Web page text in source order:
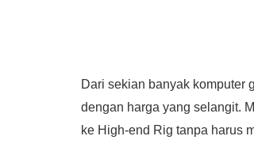
Dari sekian banyak komputer
dengan harga yang selangit.
ke High-end Rig tanpa harus